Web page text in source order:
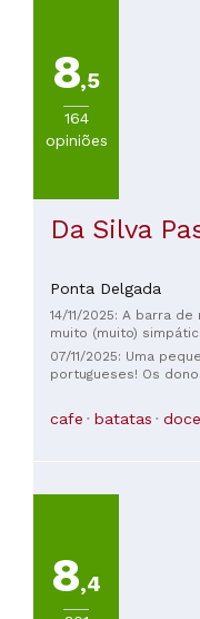
8,5
164
opiniões
Da Silva
Ponta Delgada
14/11/2025: A barra
muito (muito)
coproprietário é
comunicar em
07/11/2025: Uma
portugueses! Os
gelado! Recomendo
durante a sua viagem
cafe batatas
8,4